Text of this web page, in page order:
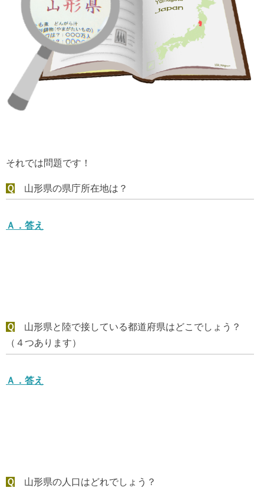
それでは問題です！
Ｑ 山形県の県庁所在地は？
Ａ． 答え
Ｑ
山形県と陸で接している都道府県はどこでしょう？
（４つあります）
Ａ． 答え
Ｑ 山形県の人口はどれでしょう？